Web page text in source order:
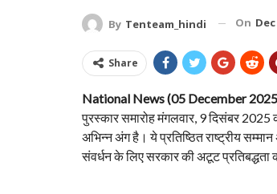
By Tenteam_hindi On Dec
Share
National News (05 December
पुरस्कार समारोह मंगलवार, 9 दिसंबर 2025
अभिन्न अंग है। ये प्रतिष्ठित राष्ट्रीय
संवर्धन के लिए सरकार की अटूट प्रतिबद्धता